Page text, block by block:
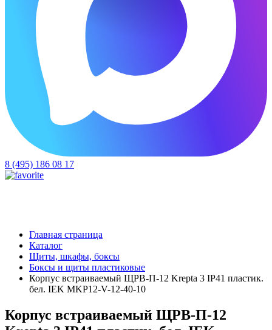
8 (495) 186 08 17
Главная страница
Каталог
Щиты, шкафы, боксы
Боксы и щиты пластиковые
Корпус встраиваемый ЩРВ-П-12 Krepta 3 IP41 пластик.
бел. IEK MKP12-V-12-40-10
Корпус встраиваемый ЩРВ-П-12